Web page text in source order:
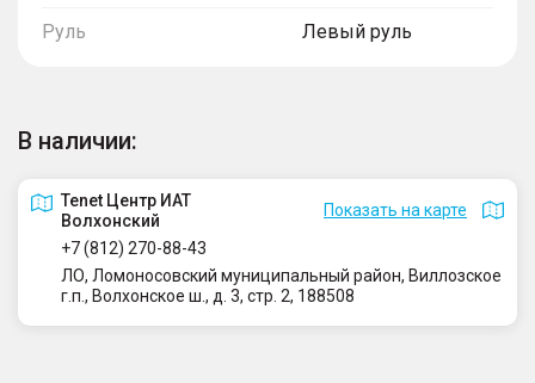
Руль Левый руль
В наличии:
Tenet Центр ИАТ
Волхонский
Показать на карте
+7 (812) 270-88-43
ЛО, Ломоносовский муниципальный район, Виллозское
г.п., Волхонское ш., д. 3, стр. 2, 188508